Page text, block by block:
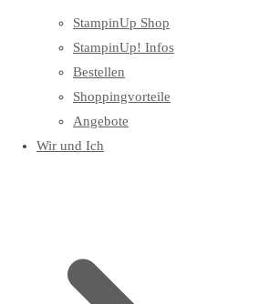
StampinUp Shop
StampinUp! Infos
Bestellen
Shoppingvorteile
Angebote
Wir und Ich